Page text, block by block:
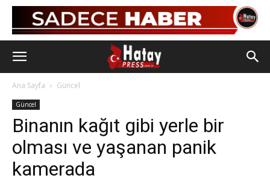
Ana Sayfa Güncel
Güncel
Binanın kağıt gibi yerle bir
olması ve yaşanan panik
kamerada